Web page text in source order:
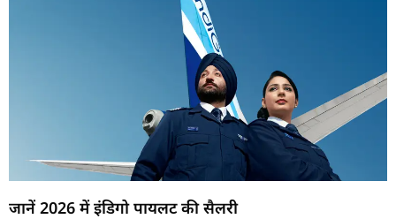
जानें 2026 में इंडिगो पायलट की सैलरी